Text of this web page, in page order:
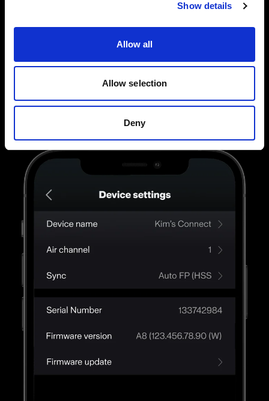
Show details
Allow all
Allow selection
Deny
Die volle Kontrolle über die einzelnen Blitze
Sie können Ihre AirX Profoto Blitze auch
Blitzeinstellungen verwalten. Tippen, wischen
und ziehen Sie, bis das Licht genau richtig ist.